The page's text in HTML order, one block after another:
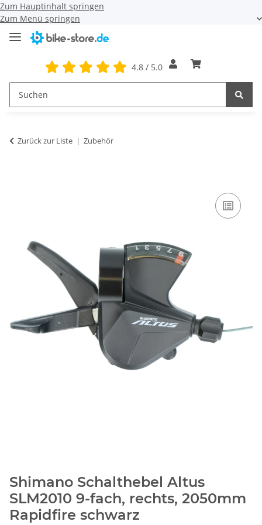
Zum Hauptinhalt springen
Zum Menü springen
4.8 / 5.0
Zurück zur Liste Zubehör
Shimano Schalthebel Altus
SLM2010 9-fach, rechts, 2050mm
Rapidfire schwarz